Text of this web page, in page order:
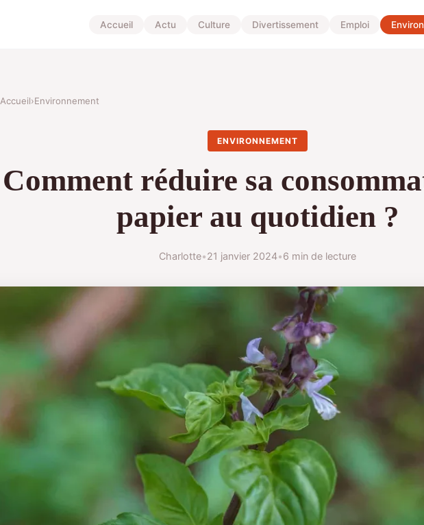
Accueil Actu Culture Divertissement Emploi
Accueil›Environnement
ENVIRONNEMENT
Comment réduire sa
papier au quotidien ?
Charlotte•21 janvier 2024•6 min de lecture